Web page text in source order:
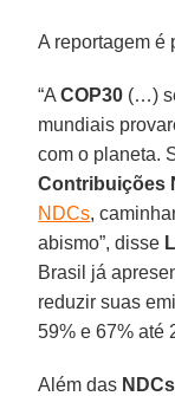
A reportagem
“ACOP30 (…)
mundiais
com o planeta.
Contribuições
NDCs,
abismo”, disse
Brasil já
reduzir suas
59% e 67% até
Além das NDCs